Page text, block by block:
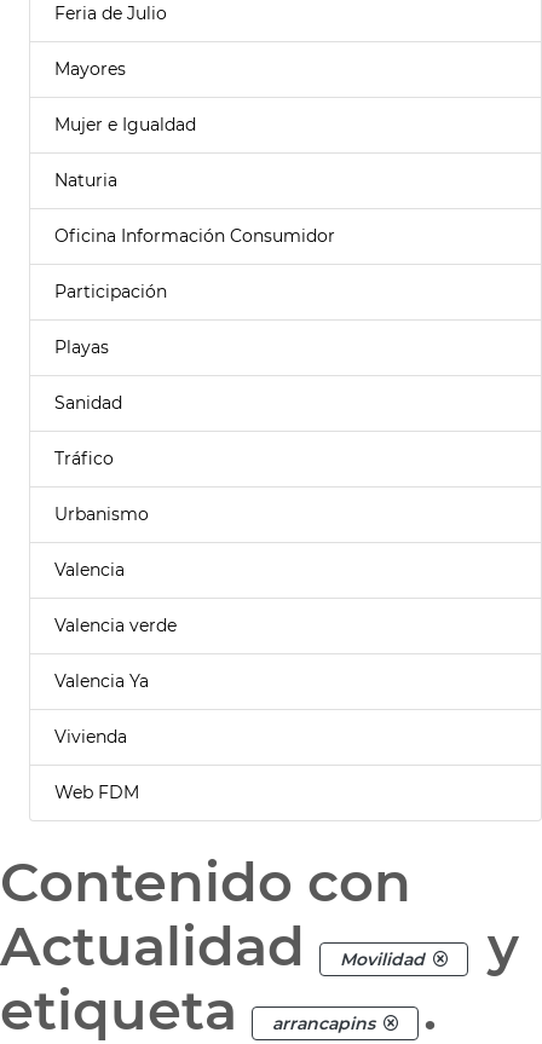
Feria de Julio
Mayores
Mujer e Igualdad
Naturia
Oficina Información Consumidor
Participación
Playas
Sanidad
Tráfico
Urbanismo
Valencia
Valencia verde
Valencia Ya
Vivienda
Web FDM
Contenido con
Actualidad
Movilidad
y
etiqueta
arrancapins .